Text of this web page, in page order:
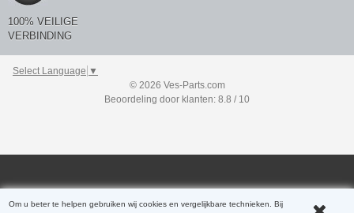
100% VEILIGE
VERBINDING
Om u beter te helpen gebruiken wij cookies en vergelijkbare technieken. Bij
Select Language ▼
© 2026 Ves-Parts.com
Beoordeling door klanten: 8.8 / 10